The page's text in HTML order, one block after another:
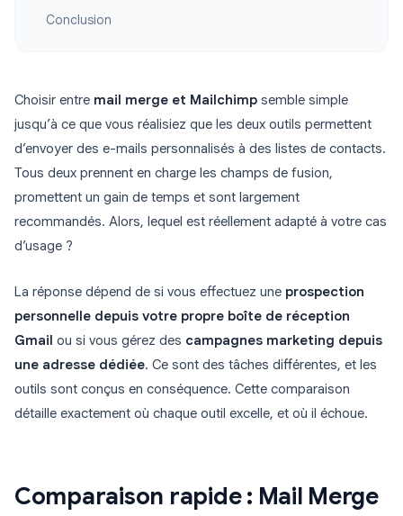
Conclusion
Choisir entre mail merge et Mailchimp semble simple
jusqu’à ce que vous réalisiez que les deux outils permettent
d’envoyer des e-mails personnalisés à des listes de contacts.
Tous deux prennent en charge les champs de fusion,
promettent un gain de temps et sont largement
recommandés. Alors, lequel est réellement adapté à votre cas
d’usage ?
La réponse dépend de si vous effectuez une prospection
personnelle depuis votre propre boîte de réception
Gmail ou si vous gérez des campagnes marketing depuis
une adresse dédiée. Ce sont des tâches différentes, et les
outils sont conçus en conséquence. Cette comparaison
détaille exactement où chaque outil excelle, et où il échoue.
Comparaison rapide : Mail Merge